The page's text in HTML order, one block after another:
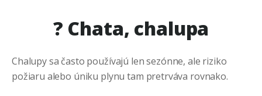
? Chata, chalupa
Chalupy sa často používajú len sezónne, ale riziko
požiaru alebo úniku plynu tam pretrváva rovnako.